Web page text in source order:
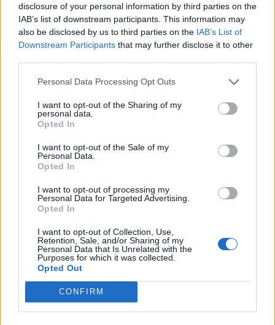
disclosure of your personal information by third parties on the
IAB’s list of downstream participants. This information may
also be disclosed by us to third parties on the IAB’s List of
Downstream Participants that may further disclose it to other
Personal Data Processing Opt Outs
I want to opt-out of the Sharing of my
personal data.
Opted In
I want to opt-out of the Sale of my
Personal Data.
Opted In
I want to opt-out of processing my
Personal Data for Targeted Advertising.
Opted In
I want to opt-out of Collection, Use,
Retention, Sale, and/or Sharing of my
Personal Data that Is Unrelated with the
Purposes for which it was collected.
Opted Out
CONFIRM
de los consumidores del estado de Washington.
De prosperar la acción colectiva, el objetivo
sería que parte de los fondos que Nintendo
recupere del Gobierno se distribuyan entre los
compradores que asumieron el encarecimiento
derivado de la política comercial de Trump.